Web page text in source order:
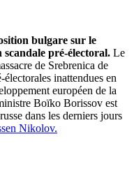
bulgare sur le
scandale pré-électoral. Le
de Srebrenica de
inattendues en
européen de la
Boïko Borissov est
dans les derniers jours
Nikolov.